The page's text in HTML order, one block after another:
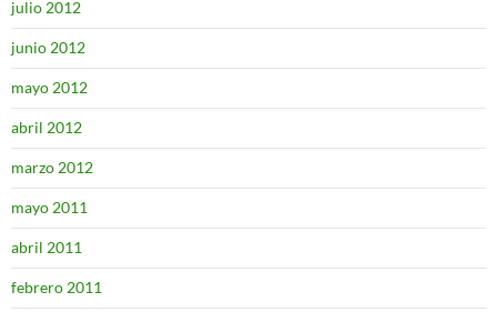
julio 2012
junio 2012
mayo 2012
abril 2012
marzo 2012
mayo 2011
abril 2011
febrero 2011